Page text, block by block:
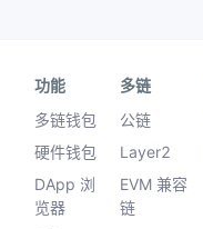
功能
多链钱包
硬件钱包
DApp 浏
览器
多链
公链
Layer2
EVM 兼容
链